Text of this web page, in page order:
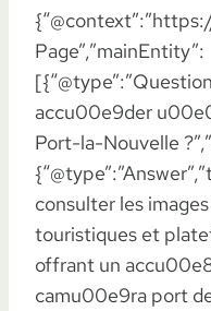
Page”,”mainEntity”:
accu00e9der
Port-la-Nouvelle
consulter les
touristiques et
offrant un
camu00e9ra port